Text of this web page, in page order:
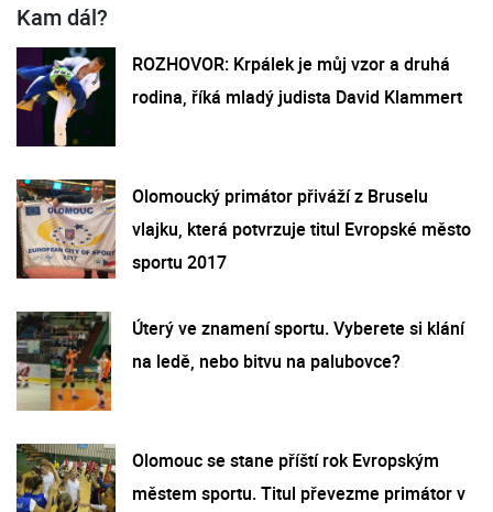
Kam dál?
ROZHOVOR: Krpálek je můj vzor a druhá
rodina, říká mladý judista David Klammert
Olomoucký primátor přiváží z Bruselu
vlajku, která potvrzuje titul Evropské město
sportu 2017
Úterý ve znamení sportu. Vyberete si klání
na ledě, nebo bitvu na palubovce?
Olomouc se stane příští rok Evropským
městem sportu. Titul převezme primátor v